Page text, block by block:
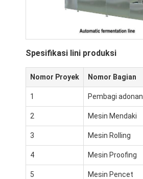
Spesifikasi lini produksi
Nomor Proyek Nomor Bagian
1 Pembagi adonan
2 Mesin Mendaki
3 Mesin Rolling
4 Mesin Proofing
5 Mesin Pencet